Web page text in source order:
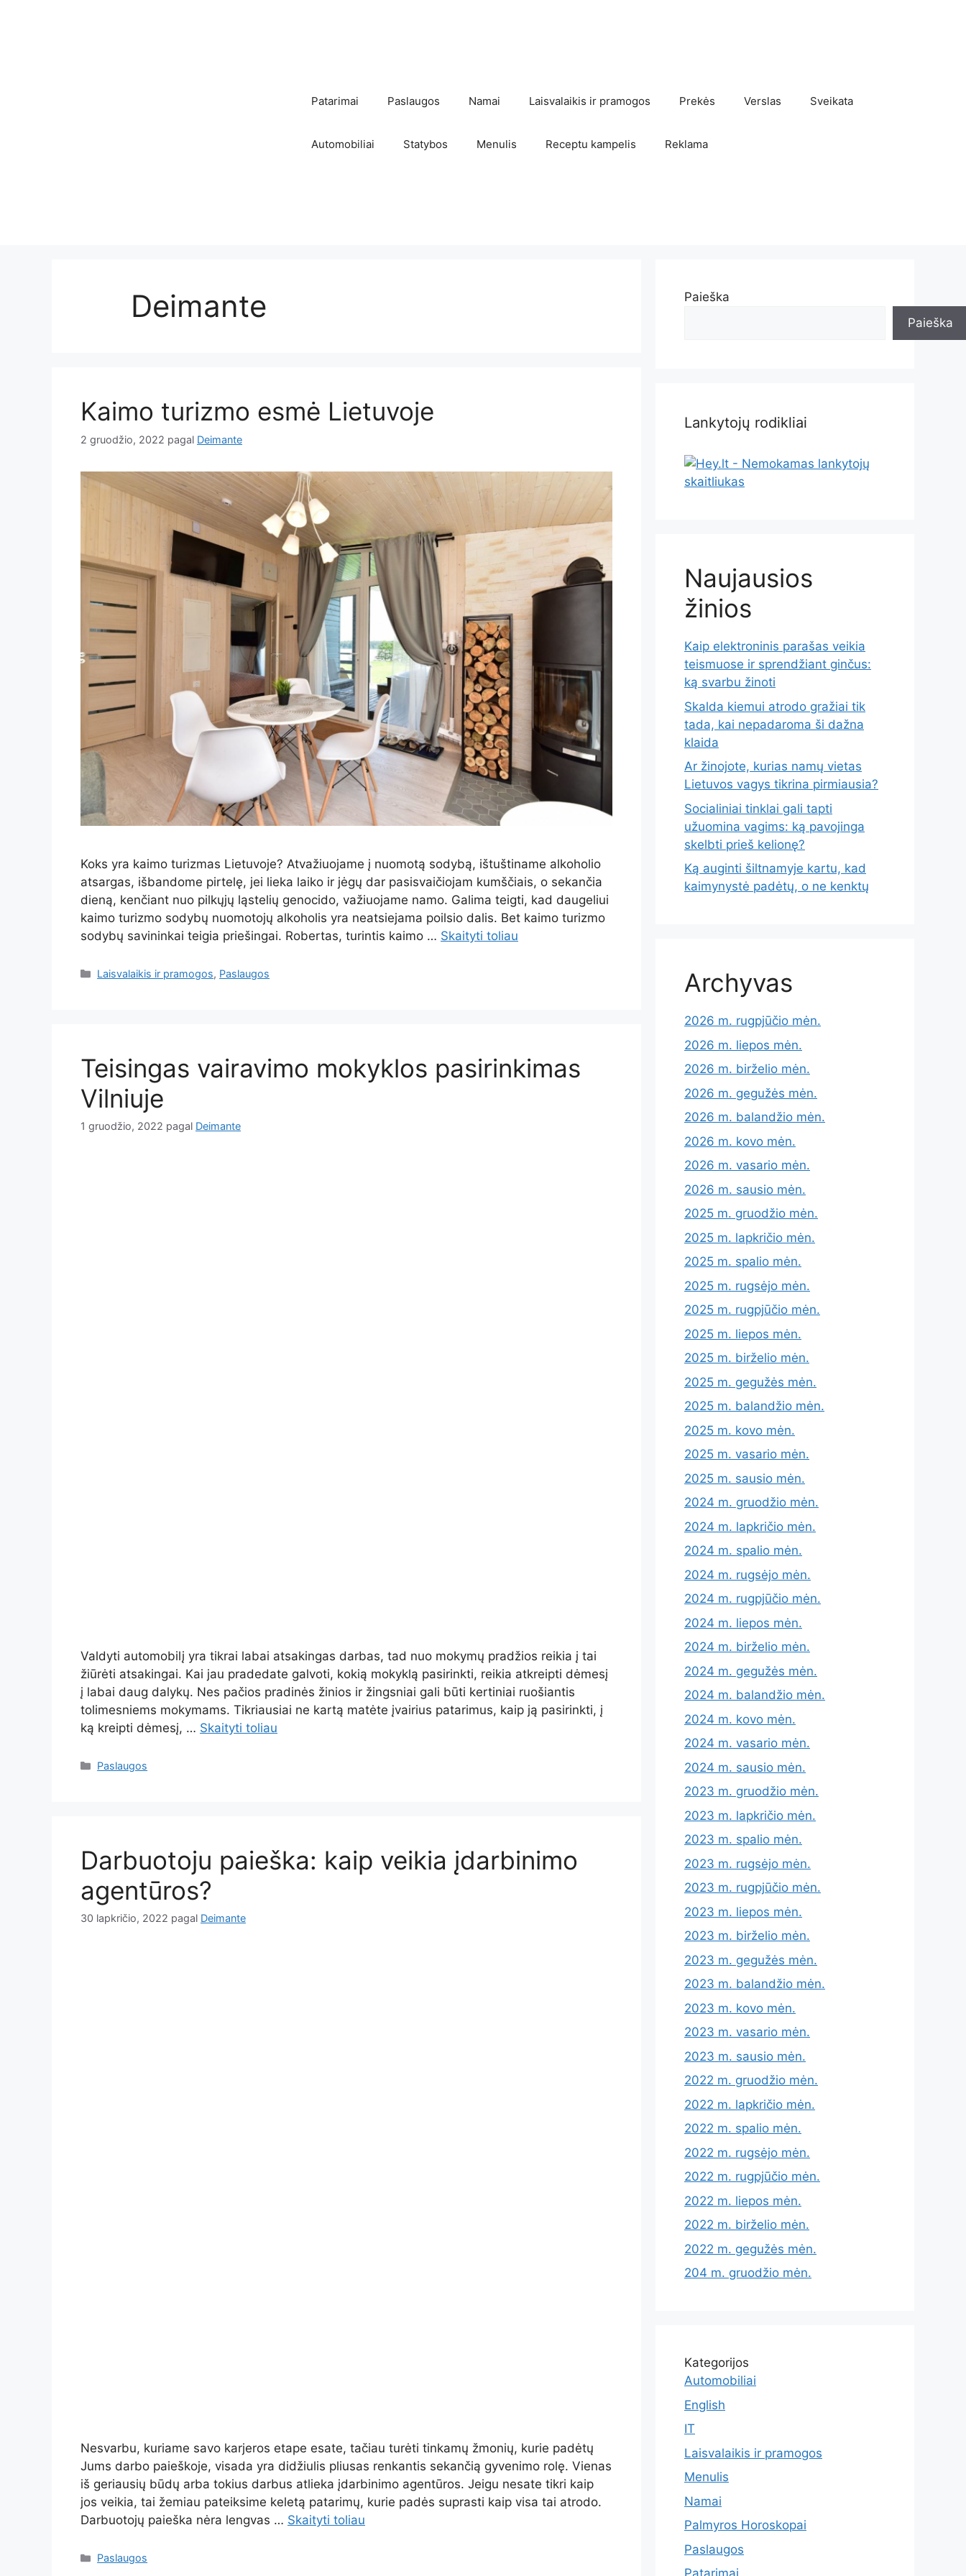
Patarimai Paslaugos Namai Laisvalaikis ir pramogos Prekės Verslas Sveikata
Automobiliai Statybos Menulis Receptu kampelis Reklama
Deimante
Kaimo turizmo esmė Lietuvoje
2 gruodžio, 2022 pagal Deimante
Koks yra kaimo turizmas Lietuvoje? Atvažiuojame į nuomotą sodybą, ištuštiname alkoholio
atsargas, išbandome pirtelę, jei lieka laiko ir jėgų dar pasisvaičiojam kumščiais, o sekančia
dieną, kenčiant nuo pilkųjų ląstelių genocido, važiuojame namo. Galima teigti, kad daugeliui
kaimo turizmo sodybų nuomotojų alkoholis yra neatsiejama poilsio dalis. Bet kaimo turizmo
sodybų savininkai teigia priešingai. Robertas, turintis kaimo … Skaityti toliau
Kategorijos
Laisvalaikis ir pramogos, Paslaugos
Teisingas vairavimo mokyklos pasirinkimas
Vilniuje
1 gruodžio, 2022 pagal Deimante
Valdyti automobilį yra tikrai labai atsakingas darbas, tad nuo mokymų pradžios reikia į tai
žiūrėti atsakingai. Kai jau pradedate galvoti, kokią mokyklą pasirinkti, reikia atkreipti dėmesį
į labai daug dalykų. Nes pačios pradinės žinios ir žingsniai gali būti kertiniai ruošiantis
tolimesniems mokymams. Tikriausiai ne kartą matėte įvairius patarimus, kaip ją pasirinkti, į
ką kreipti dėmesį, … Skaityti toliau
Kategorijos
Paslaugos
Darbuotoju paieška: kaip veikia įdarbinimo
agentūros?
30 lapkričio, 2022 pagal Deimante
Nesvarbu, kuriame savo karjeros etape esate, tačiau turėti tinkamų žmonių, kurie padėtų
Jums darbo paieškoje, visada yra didžiulis pliusas renkantis sekančią gyvenimo rolę. Vienas
iš geriausių būdų arba tokius darbus atlieka įdarbinimo agentūros. Jeigu nesate tikri kaip
jos veikia, tai žemiau pateiksime keletą patarimų, kurie padės suprasti kaip visa tai atrodo.
Darbuotojų paieška nėra lengvas … Skaityti toliau
Kategorijos
Paslaugos
Paieška
Paieška
Lankytojų rodikliai
Naujausios
žinios
Kaip elektroninis parašas veikia
teismuose ir sprendžiant ginčus:
ką svarbu žinoti
Skalda kiemui atrodo gražiai tik
tada, kai nepadaroma ši dažna
klaida
Ar žinojote, kurias namų vietas
Lietuvos vagys tikrina pirmiausia?
Socialiniai tinklai gali tapti
užuomina vagims: ką pavojinga
skelbti prieš kelionę?
Ką auginti šiltnamyje kartu, kad
kaimynystė padėtų, o ne kenktų
Archyvas
2026 m. rugpjūčio mėn.
2026 m. liepos mėn.
2026 m. birželio mėn.
2026 m. gegužės mėn.
2026 m. balandžio mėn.
2026 m. kovo mėn.
2026 m. vasario mėn.
2026 m. sausio mėn.
2025 m. gruodžio mėn.
2025 m. lapkričio mėn.
2025 m. spalio mėn.
2025 m. rugsėjo mėn.
2025 m. rugpjūčio mėn.
2025 m. liepos mėn.
2025 m. birželio mėn.
2025 m. gegužės mėn.
2025 m. balandžio mėn.
2025 m. kovo mėn.
2025 m. vasario mėn.
2025 m. sausio mėn.
2024 m. gruodžio mėn.
2024 m. lapkričio mėn.
2024 m. spalio mėn.
2024 m. rugsėjo mėn.
2024 m. rugpjūčio mėn.
2024 m. liepos mėn.
2024 m. birželio mėn.
2024 m. gegužės mėn.
2024 m. balandžio mėn.
2024 m. kovo mėn.
2024 m. vasario mėn.
2024 m. sausio mėn.
2023 m. gruodžio mėn.
2023 m. lapkričio mėn.
2023 m. spalio mėn.
2023 m. rugsėjo mėn.
2023 m. rugpjūčio mėn.
2023 m. liepos mėn.
2023 m. birželio mėn.
2023 m. gegužės mėn.
2023 m. balandžio mėn.
2023 m. kovo mėn.
2023 m. vasario mėn.
2023 m. sausio mėn.
2022 m. gruodžio mėn.
2022 m. lapkričio mėn.
2022 m. spalio mėn.
2022 m. rugsėjo mėn.
2022 m. rugpjūčio mėn.
2022 m. liepos mėn.
2022 m. birželio mėn.
2022 m. gegužės mėn.
204 m. gruodžio mėn.
Kategorijos
Automobiliai
English
IT
Laisvalaikis ir pramogos
Menulis
Namai
Palmyros Horoskopai
Paslaugos